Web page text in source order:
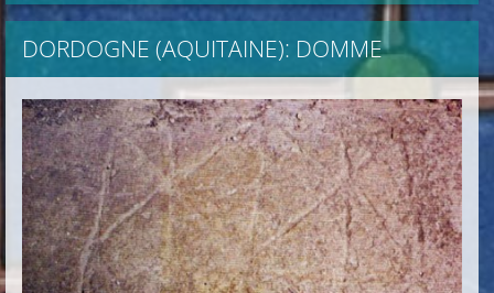
DORDOGNE (AQUITAINE): DOMME